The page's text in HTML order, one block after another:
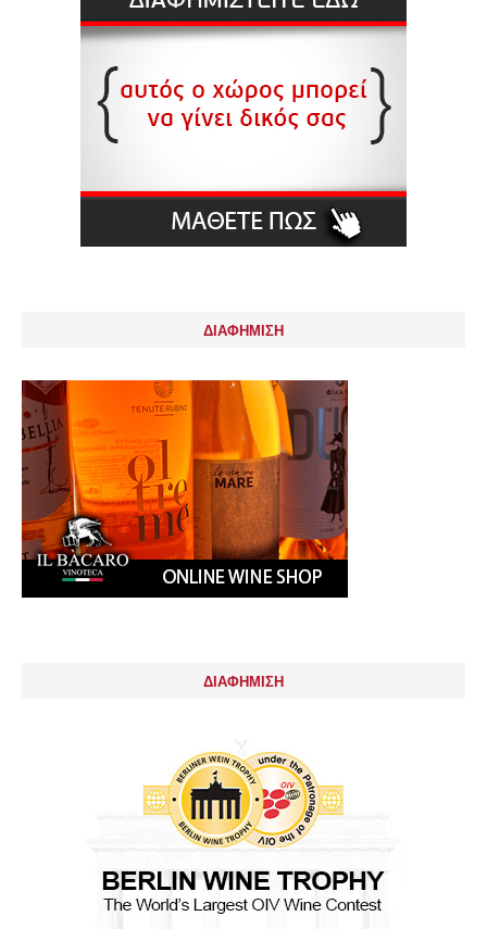
ΔΙΑΦΗΜΙΣΗ
ΔΙΑΦΗΜΙΣΗ